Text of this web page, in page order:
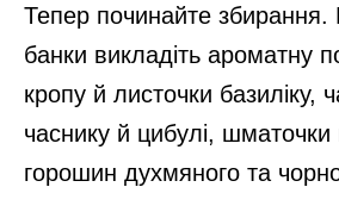
Тепер починайте збирання.
банки викладіть ароматну
кропу й листочки базиліку,
часнику й цибулі, шматочки
горошин духмяного та